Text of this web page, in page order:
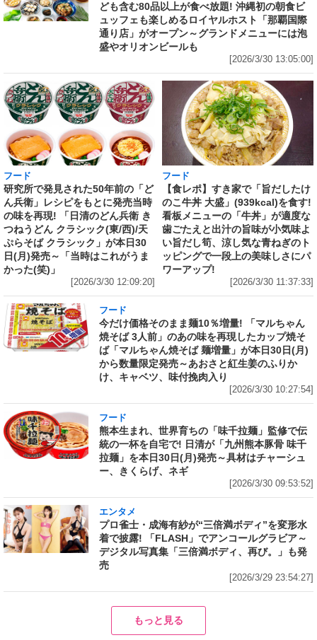
ども含む80品以上が食べ放題! 沖縄初の朝食ビ
ュッフェも楽しめるロイヤルホスト「那覇国際
通り店」がオープン～グランドメニューには泡
盛やオリオンビールも
[2026/3/30 13:05:00]
フード
研究所で発見された50年前の「ど
ん兵衛」レシピをもとに発売当時
の味を再現! 「日清のどん兵衛 き
つねうどん クラシック(東/西)/天
ぷらそば クラシック」が本日30
日(月)発売～「当時はこれがうま
かった(笑)」
[2026/3/30 12:09:20]
フード
【食レポ】すき家で「旨だしたけ
のこ牛丼 大盛」(939kcal)を食す!
看板メニューの「牛丼」が適度な
歯ごたえと出汁の旨味が小気味よ
い旨だし筍、涼し気な青ねぎのト
ッピングで一段上の美味しさにパ
ワーアップ!
[2026/3/30 11:37:33]
フード
今だけ価格そのまま麺10％増量! 「マルちゃん
焼そば 3人前」のあの味を再現したカップ焼そ
ば「マルちゃん焼そば 麺増量」が本日30日(月)
から数量限定発売～あおさと紅生姜のふりか
け、キャベツ、味付挽肉入り
[2026/3/30 10:27:54]
フード
熊本生まれ、世界育ちの「味千拉麺」監修で伝
統の一杯を自宅で! 日清が「九州熊本豚骨 味千
拉麺」を本日30日(月)発売～具材はチャーシュ
ー、きくらげ、ネギ
[2026/3/30 09:53:52]
エンタメ
プロ雀士・成海有紗が“三倍満ボディ”を変形水
着で披露! 「FLASH」でアンコールグラビア～
デジタル写真集「三倍満ボディ、再び。」も発
売
[2026/3/29 23:54:27]
もっと見る